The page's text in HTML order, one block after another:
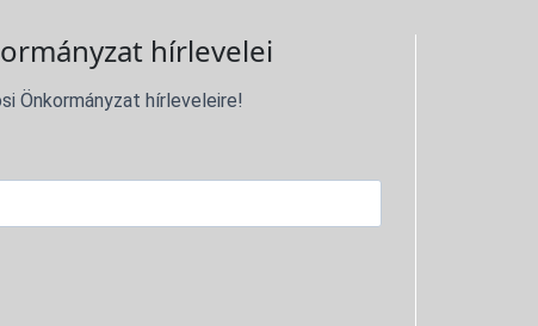
hírlevelei
Önkormányzat hírleveleire!